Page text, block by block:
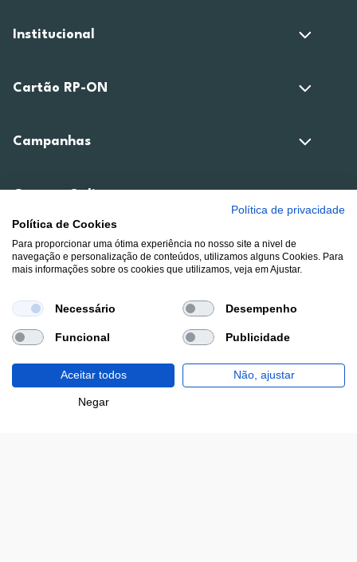
Institucional
Cartão RP-ON
Campanhas
Área de Cliente
Estamos contigo
Política de privacidade
Política de Cookies
Para proporcionar uma ótima experiência no nosso site a nivel de
navegação e personalização de conteúdos, utilizamos alguns Cookies. Para
mais informações sobre os cookies que utilizamos, veja em Ajustar.
Necessário Desempenho
Funcional Publicidade
Aceitar todos Não, ajustar
Negar